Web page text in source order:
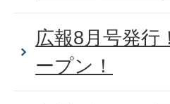
広報8月号発行
ープン！